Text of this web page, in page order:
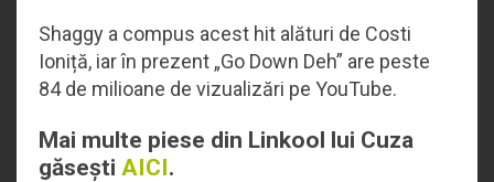
Shaggy a compus acest hit alături de Costi
Ioniță, iar în prezent „Go Down Deh” are peste
84 de milioane de vizualizări pe YouTube.
Mai multe piese din Linkool lui Cuza
găsești AICI.